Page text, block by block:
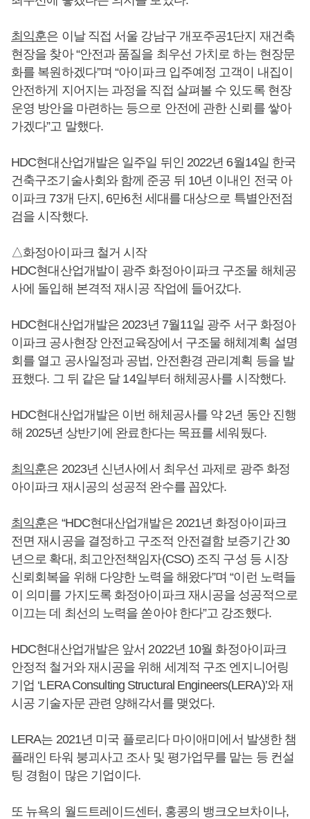
최익훈은 이날 직접 서울 강남구 개포주공1단지 재건축
현장을 찾아 “안전과 품질을 최우선 가치로 하는 현장문
화를 복원하겠다”며 “아이파크 입주예정 고객이 내집이
안전하게 지어지는 과정을 직접 살펴볼 수 있도록 현장
운영 방안을 마련하는 등으로 안전에 관한 신뢰를 쌓아
가겠다”고 말했다.
HDC현대산업개발은 일주일 뒤인 2022년 6월14일 한국
건축구조기술사회와 함께 준공 뒤 10년 이내인 전국 아
이파크 73개 단지, 6만6천 세대를 대상으로 특별안전점
검을 시작했다.
△화정아이파크 철거 시작
HDC현대산업개발이 광주 화정아이파크 구조물 해체공
사에 돌입해 본격적 재시공 작업에 들어갔다.
HDC현대산업개발은 2023년 7월11일 광주 서구 화정아
이파크 공사현장 안전교육장에서 구조물 해체계획 설명
회를 열고 공사일정과 공법, 안전환경 관리계획 등을 발
표했다. 그 뒤 같은 달 14일부터 해체공사를 시작했다.
HDC현대산업개발은 이번 해체공사를 약 2년 동안 진행
해 2025년 상반기에 완료한다는 목표를 세워뒀다.
최익훈은 2023년 신년사에서 최우선 과제로 광주 화정
아이파크 재시공의 성공적 완수를 꼽았다.
최익훈은 “HDC현대산업개발은 2021년 화정아이파크
전면 재시공을 결정하고 구조적 안전결함 보증기간 30
년으로 확대, 최고안전책임자(CSO) 조직 구성 등 시장
신뢰회복을 위해 다양한 노력을 해왔다”며 “이런 노력들
이 의미를 가지도록 화정아이파크 재시공을 성공적으로
이끄는 데 최선의 노력을 쏟아야 한다”고 강조했다.
HDC현대산업개발은 앞서 2022년 10월 화정아이파크
안정적 철거와 재시공을 위해 세계적 구조 엔지니어링
기업 ‘LERA Consulting Structural Engineers(LERA)’와 재
시공 기술자문 관련 양해각서를 맺었다.
LERA는 2021년 미국 플로리다 마이애미에서 발생한 챔
플래인 타워 붕괴사고 조사 및 평가업무를 맡는 등 컨설
팅 경험이 많은 기업이다.
또 뉴욕의 월드트레이드센터, 홍콩의 뱅크오브차이나,